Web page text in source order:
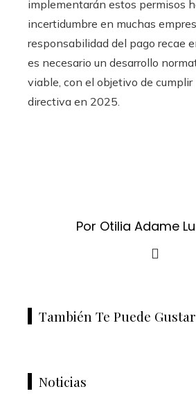
implementarán estos permisos
incertidumbre en muchas
responsabilidad del pago recae
es necesario un desarrollo
viable, con el objetivo de
directiva en 2025.
Por Otilia Adame
También Te Puede Gustar
Noticias